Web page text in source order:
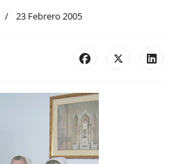
23 Febrero 2005